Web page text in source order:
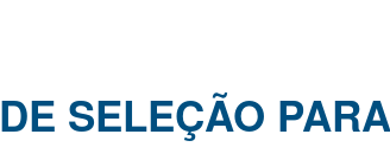
SELEÇÃO PARA